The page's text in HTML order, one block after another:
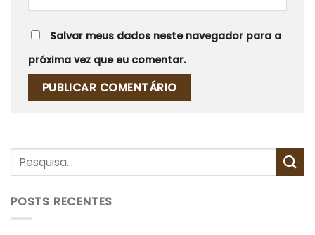
Salvar meus dados neste navegador para a
próxima vez que eu comentar.
POSTS RECENTES